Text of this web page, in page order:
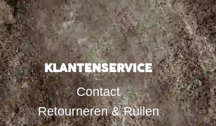
KLANTENSERVICE
Contact
Retourneren & Ruilen